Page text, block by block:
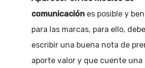
comunicación es posible y
para las marcas, para ello,
escribir una buena nota de
aporte valor y que cuente una